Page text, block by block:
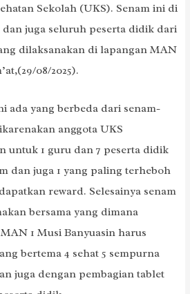
Sekolah (UKS). Senam ini di
juga seluruh peserta didik dari
dilaksanakan di lapangan MAN
08/2025).
ada yang berbeda dari senam-
anggota UKS
untuk 1 guru dan 7 peserta didik
dan juga 1 yang paling terheboh
reward. Selesainya senam
bersama yang dimana
1 Musi Banyuasin harus
bertema 4 sehat 5 sempurna
juga dengan pembagian tablet